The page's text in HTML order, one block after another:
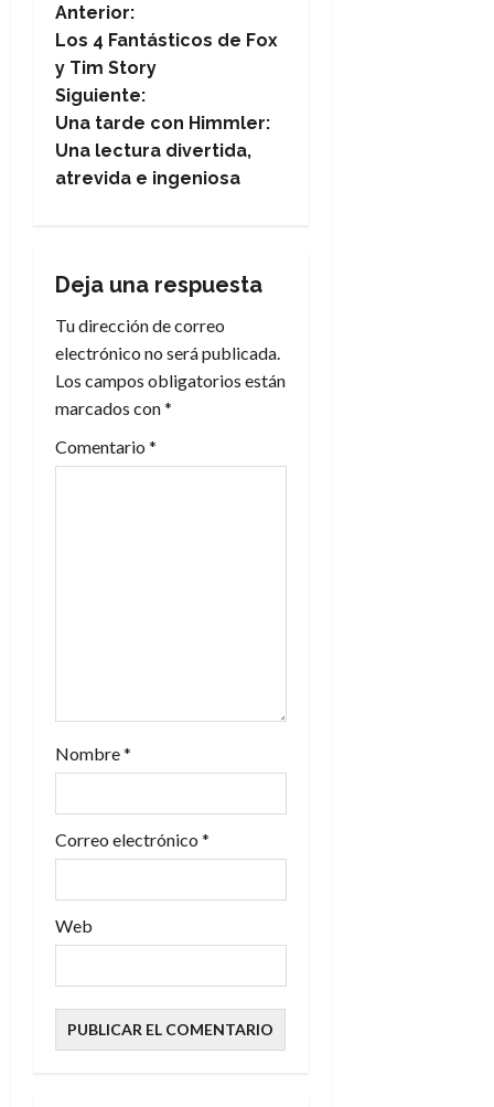
N
a
v
e
c
i
ó
n
r
a
d
a
s
Anterior:
Los 4 Fantásticos de Fox
y Tim Story
Siguiente:
Una tarde con Himmler:
Una lectura divertida,
atrevida e ingeniosa
Deja una respuesta
Tu dirección de correo
electrónico no será publicada.
Los campos obligatorios están
marcados con*
Comentario *
Nombre*
Correo electrónico *
Web